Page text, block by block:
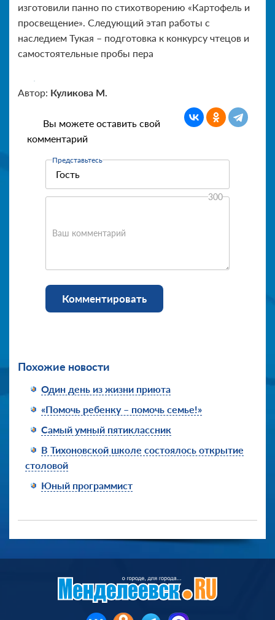
изготовили панно по стихотворению «Картофель и
просвещение». Следующий этап работы с
наследием Тукая – подготовка к конкурсу чтецов и
самостоятельные пробы пера
Автор: Куликова М.
Вы можете оставить свой
комментарий
Представьтесь
Ваш комментарий
300
Комментировать
Похожие новости
Один день из жизни приюта
«Помочь ребенку – помочь семье!»
Самый умный пятиклассник
В Тихоновской школе состоялось открытие
столовой
Юный программист